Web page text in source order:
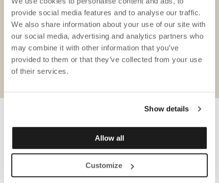
provide social media features and to analyse our traffic.
We also share information about your use of our site with
our social media, advertising and analytics partners who
may combine it with other information that you’ve
provided to them or that they’ve collected from your use
of their services.
Show details
Allow all
Customize
Produktblad
OBLIGATORISKA TILLBEHÖR